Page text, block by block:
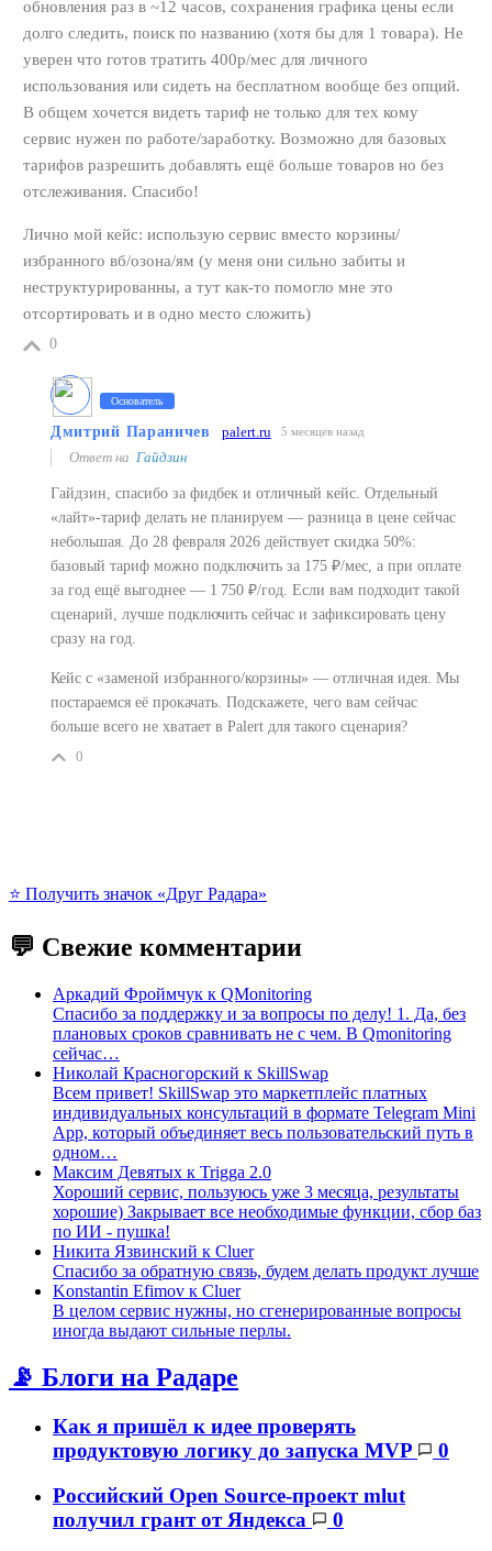
обновления раз в ~12 часов, сохранения графика цены если
долго следить, поиск по названию (хотя бы для 1 товара). Не
уверен что готов тратить 400р/мес для личного
использования или сидеть на бесплатном вообще без опций.
В общем хочется видеть тариф не только для тех кому
сервис нужен по работе/заработку. Возможно для базовых
тарифов разрешить добавлять ещё больше товаров но без
отслеживания. Спасибо!
Лично мой кейс: использую сервис вместо корзины/
избранного вб/озона/ям (у меня они сильно забиты и
неструктурированны, а тут как-то помогло мне это
отсортировать и в одно место сложить)
0
Основатель
Дмитрий Параничев palert.ru 5 месяцев назад
Ответ на Гайдзин
Гайдзин, спасибо за фидбек и отличный кейс. Отдельный
«лайт»‑тариф делать не планируем — разница в цене сейчас
небольшая. До 28 февраля 2026 действует скидка 50%:
базовый тариф можно подключить за 175 ₽/мес, а при оплате
за год ещё выгоднее — 1 750 ₽/год. Если вам подходит такой
сценарий, лучше подключить сейчас и зафиксировать цену
сразу на год.
Кейс с «заменой избранного/корзины» — отличная идея. Мы
постараемся её прокачать. Подскажете, чего вам сейчас
больше всего не хватает в Palert для такого сценария?
0
⭐️ Получить значок «Друг Радара»
💬 Свежие комментарии
Аркадий Фроймчук к QMonitoring
Спасибо за поддержку и за вопросы по делу! 1. Да, без
плановых сроков сравнивать не с чем. В Qmonitoring
сейчас…
Николай Красногорский к SkillSwap
Всем привет! SkillSwap это маркетплейс платных
индивидуальных консультаций в формате Telegram Mini
App, который объединяет весь пользовательский путь в
одном…
Максим Девятых к Trigga 2.0
Хороший сервис, пользуюсь уже 3 месяца, результаты
хорошие) Закрывает все необходимые функции, сбор баз
по ИИ - пушка!
Никита Язвинский к Cluer
Спасибо за обратную связь, будем делать продукт лучше
Konstantin Efimov к Cluer
В целом сервис нужны, но сгенерированные вопросы
иногда выдают сильные перлы.
📡 Блоги на Радаре
Как я пришёл к идее проверять
продуктовую логику до запуска MVP
0
Российский Open Source-проект mlut
получил грант от Яндекса
0